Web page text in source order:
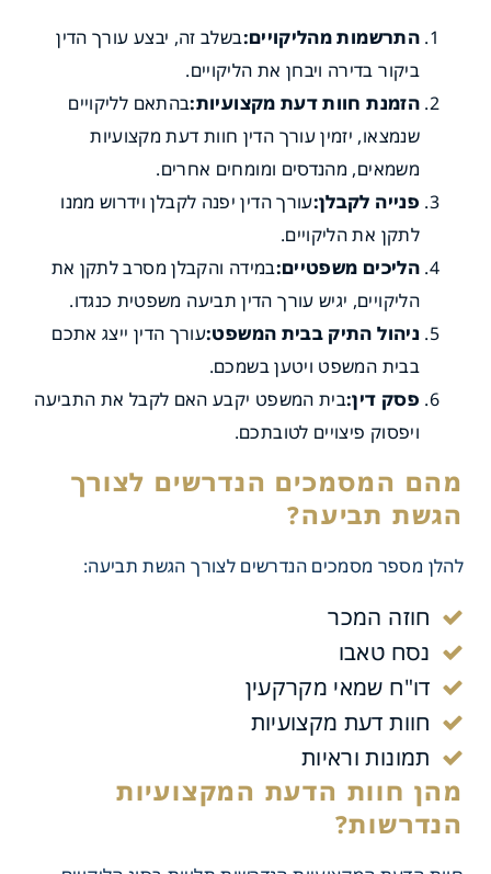
למצוא עורך דין מומחה
בניה?
בתביעת ליקויי בניה
השונים בתהליך?
התרשמות מהליקויים:בשלב זה, יבצע עורך הדין
ביקור בדירה ויבחן את הליקויים.
הזמנת חוות דעת מקצועיות:בהתאם לליקויים
שנמצאו, יזמין עורך הדין חוות דעת מקצועיות
משמאים, מהנדסים ומומחים אחרים.
פנייה לקבלן:עורך הדין יפנה לקבלן וידרוש ממנו
לתקן את הליקויים.
הליכים משפטיים:במידה והקבלן מסרב לתקן את
הליקויים, יגיש עורך הדין תביעה משפטית כנגדו.
ניהול התיק בבית המשפט:עורך הדין ייצג אתכם
בבית המשפט ויטען בשמכם.
פסק דין:בית המשפט יקבע האם לקבל את התביעה
ויפסוק פיצויים לטובתכם.
להלן מספר מסמכים הנדרשים לצורך הגשת תביעה:
חוזה המכר
נסח טאבו
דו"ח שמאי מקרקעין
חוות דעת מקצועיות
תמונות וראיות